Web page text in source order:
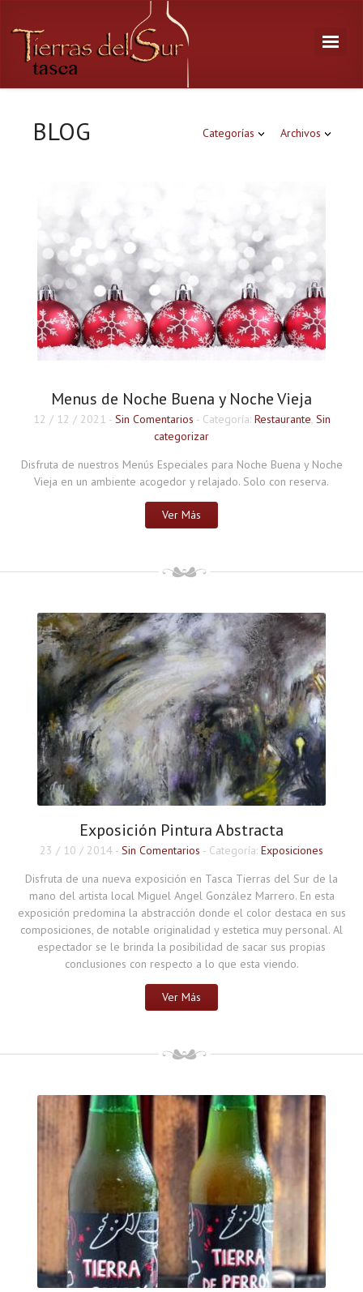
Categorías Archivos
BLOG
Menus de Noche Buena y Noche Vieja
12 / 12 / 2021 - Sin Comentarios - Categoría: Restaurante, Sin
categorizar
Disfruta de nuestros Menús Especiales para Noche Buena y Noche
Vieja en un ambiente acogedor y relajado. Solo con reserva.
Ver Más
Exposición Pintura Abstracta
23 / 10 / 2014 - Sin Comentarios - Categoría: Exposiciones
Disfruta de una nueva exposición en Tasca Tierras del Sur de la
mano del artista local Miguel Angel González Marrero. En esta
exposición predomina la abstracción donde el color destaca en sus
composiciones, de notable originalidad y estetica muy personal. Al
espectador se le brinda la posibilidad de sacar sus propias
conclusiones con respecto a lo que esta viendo.
Ver Más